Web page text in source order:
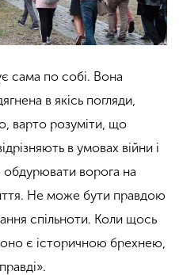
сама по собі. Вона
в якісь погляди,
варто розуміти, що
в умовах війни і
ворога на
Не може бути правдою
спільноти. Коли щось
є історичною брехнею,